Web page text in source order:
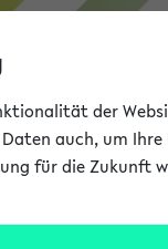
der
auch, um
für die Zukunft